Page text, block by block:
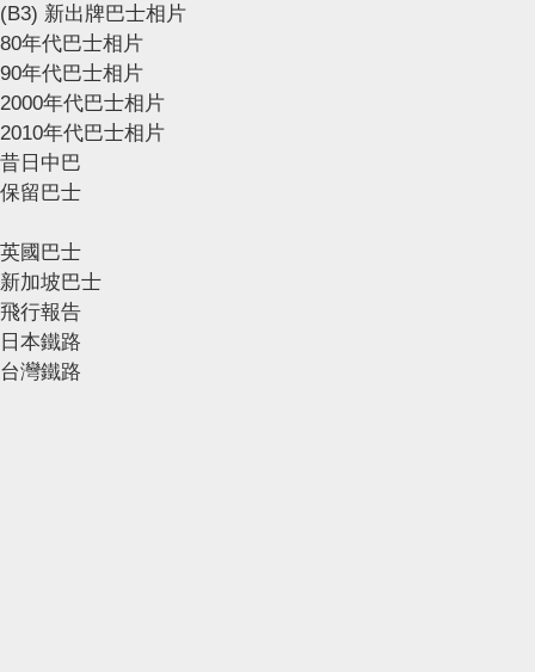
(B3) 新出牌巴士相片
80年代巴士相片
90年代巴士相片
2000年代巴士相片
2010年代巴士相片
昔日中巴
保留巴士
英國巴士
新加坡巴士
飛行報告
日本鐵路
台灣鐵路